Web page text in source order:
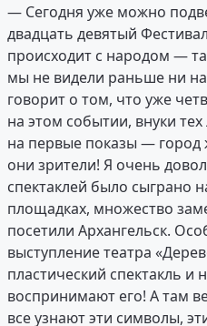
— Сегодня уже можно
двадцать девятый
происходит с народом —
мы не видели раньше ни
говорит о том, что уже
на этом событии, внуки
на первые показы — город
они зрители! Я очень
спектаклей было сыграно
площадках, множество
посетили Архангельск.
выступление театра
пластический спектакль и
воспринимают его! А там
все узнают эти символы,